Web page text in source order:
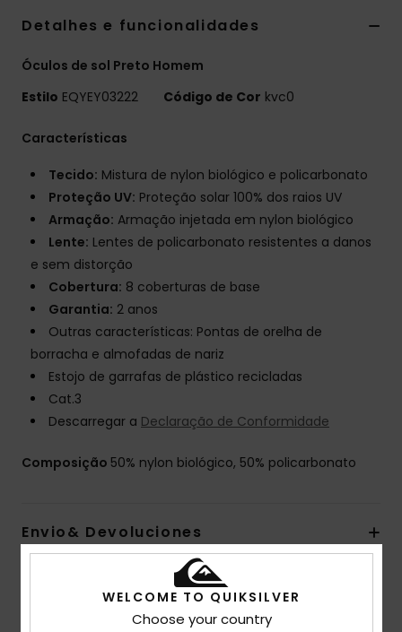
Detalhes e funcionalidades
Óculos de sol Preto Homem
Estilo EQYEY03222 Código de Cor kvc0
Características
Tecido: Mistura de nylon biológico e policarbonato
Proteção UV: Proteção solar 100% dos raios UV
Armação: Armação injetada em nylon biológico
Lente: Lentes de policarbonato resistentes a danos
e sem distorção
Cobertura: 8 coberturas de base
Garantia: 2 anos
Outras características: Pontas de orelha de
borracha e almofadas de nariz
Estojo de garrafas de plástico recicladas
Cat.3
Descarregar a Declaração de Conformidade
Composição 50% nylon biológico, 50% policarbonato
Envio& Devoluciones
Avaliações dos clientes
WELCOME TO QUIKSILVER
Choose your country